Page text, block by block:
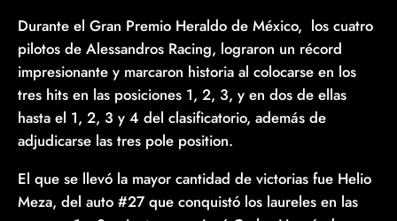
Durante el Gran Premio Heraldo de México, los cuatro
pilotos de Alessandros Racing, lograron un récord
impresionante y marcaron historia al colocarse en los
tres hits en las posiciones 1, 2, 3, y en dos de ellas
hasta el 1, 2, 3 y 4 del clasificatorio, además de
adjudicarse las tres pole position.
El que se llevó la mayor cantidad de victorias fue Helio
Meza, del auto #27 que conquistó los laureles en las